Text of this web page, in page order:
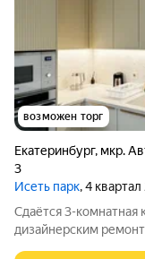
возможен торг
Екатеринбург, мкр.
3
Исеть парк, 4
Сдаётся 3-комнатная
дизайнерским